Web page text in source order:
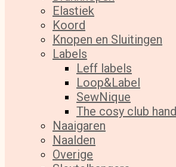
Elastiek
Koord
Knopen en Sluitingen
Labels
Leff labels
Loop&Label
SewNique
The cosy club
Naaigaren
Naalden
Overige